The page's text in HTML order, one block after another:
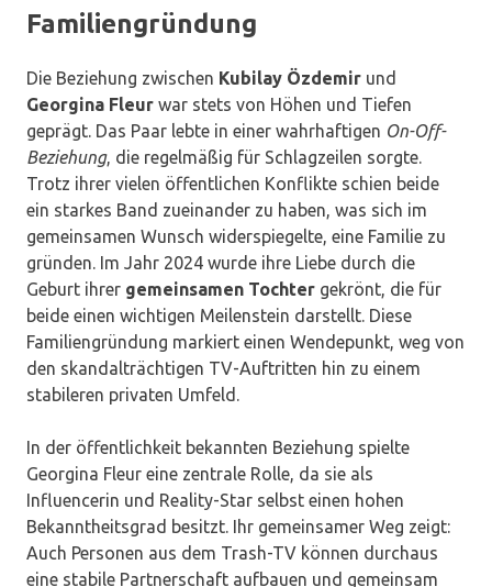
Familiengründung
Die Beziehung zwischen Kubilay Özdemir und
Georgina Fleur war stets von Höhen und Tiefen
geprägt. Das Paar lebte in einer wahrhaftigen On-Off-
Beziehung, die regelmäßig für Schlagzeilen sorgte.
Trotz ihrer vielen öffentlichen Konflikte schien beide
ein starkes Band zueinander zu haben, was sich im
gemeinsamen Wunsch widerspiegelte, eine Familie zu
gründen. Im Jahr 2024 wurde ihre Liebe durch die
Geburt ihrer gemeinsamen Tochter gekrönt, die für
beide einen wichtigen Meilenstein darstellt. Diese
Familiengründung markiert einen Wendepunkt, weg von
den skandalträchtigen TV-Auftritten hin zu einem
stabileren privaten Umfeld.
In der öffentlichkeit bekannten Beziehung spielte
Georgina Fleur eine zentrale Rolle, da sie als
Influencerin und Reality-Star selbst einen hohen
Bekanntheitsgrad besitzt. Ihr gemeinsamer Weg zeigt:
Auch Personen aus dem Trash-TV können durchaus
eine stabile Partnerschaft aufbauen und gemeinsam